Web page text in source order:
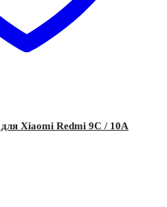
Xiaomi Redmi 9C / 10A